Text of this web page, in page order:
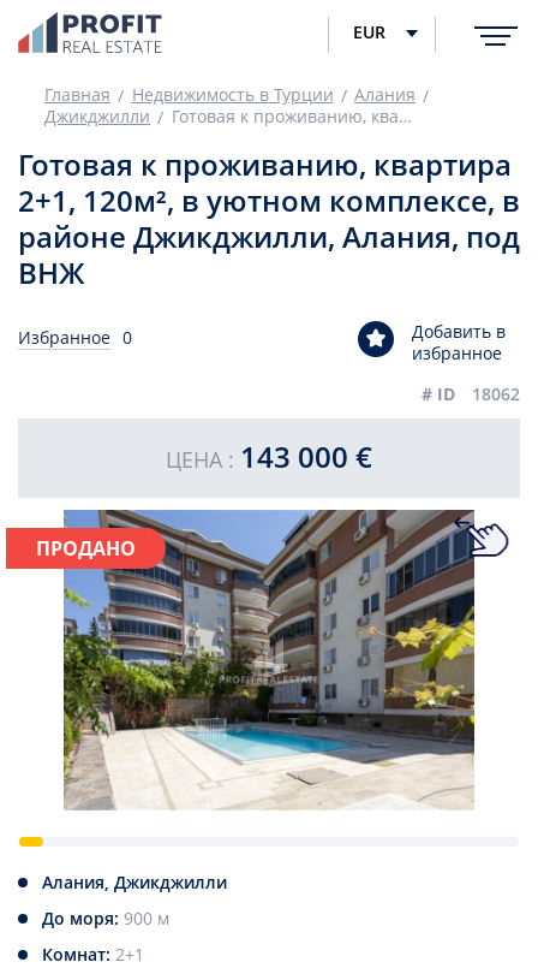
EUR
Главная Недвижимость в Турции
Алания
Джикджилли
Готовая к проживанию, квартира 2+1, 120м², в уютном комплексе, в районе Джикджилли, Алания, под ВНЖ
Готовая к проживанию, квартира
2+1, 120м², в уютном комплексе, в
районе Джикджилли, Алания, под
ВНЖ
Избранное 0
Добавить в
избранное
# ID
18062
ЦЕНА : 143 000 €
ПРОДАНО
Алания, Джикджилли
До моря: 900 м
Комнат: 2+1